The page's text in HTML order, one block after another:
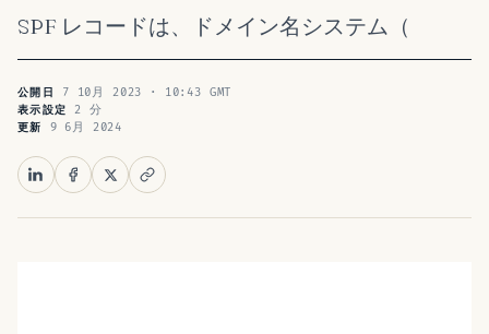
SPF レコードは、ドメイン名システム（
公開日 7 10月 2023 · 10:43 GMT
表示設定 2 分
更新 9 6月 2024